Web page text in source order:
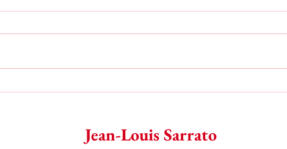
J'arrive tôt. Évidemment. La
vais boire un...
Jean-Louis Sarrato